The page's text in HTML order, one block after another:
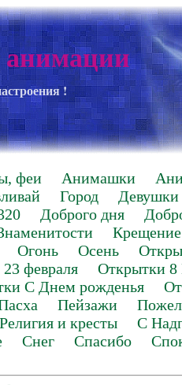
!
феи Анимашки
Город
Девушки
Доброго дня
Крещение
Огонь Осень
февраля
Открытки 8
С Днем рожденья
Пейзажи
Религия и кресты
С
Снег Спасибо